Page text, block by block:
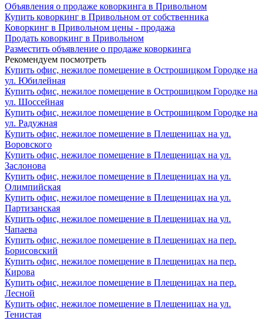
Объявления о продаже коворкинга в Привольном
Купить коворкинг в Привольном от собственника
Коворкинг в Привольном цены - продажа
Продать коворкинг в Привольном
Разместить объявление о продаже коворкинга
Рекомендуем посмотреть
Купить офис, нежилое помещение в Острошицком Городке на
ул. Юбилейная
Купить офис, нежилое помещение в Острошицком Городке на
ул. Шоссейная
Купить офис, нежилое помещение в Острошицком Городке на
ул. Радужная
Купить офис, нежилое помещение в Плещеницах на ул.
Воровского
Купить офис, нежилое помещение в Плещеницах на ул.
Заслонова
Купить офис, нежилое помещение в Плещеницах на ул.
Олимпийская
Купить офис, нежилое помещение в Плещеницах на ул.
Партизанская
Купить офис, нежилое помещение в Плещеницах на ул.
Чапаева
Купить офис, нежилое помещение в Плещеницах на пер.
Борисовский
Купить офис, нежилое помещение в Плещеницах на пер.
Кирова
Купить офис, нежилое помещение в Плещеницах на пер.
Лесной
Купить офис, нежилое помещение в Плещеницах на ул.
Тенистая